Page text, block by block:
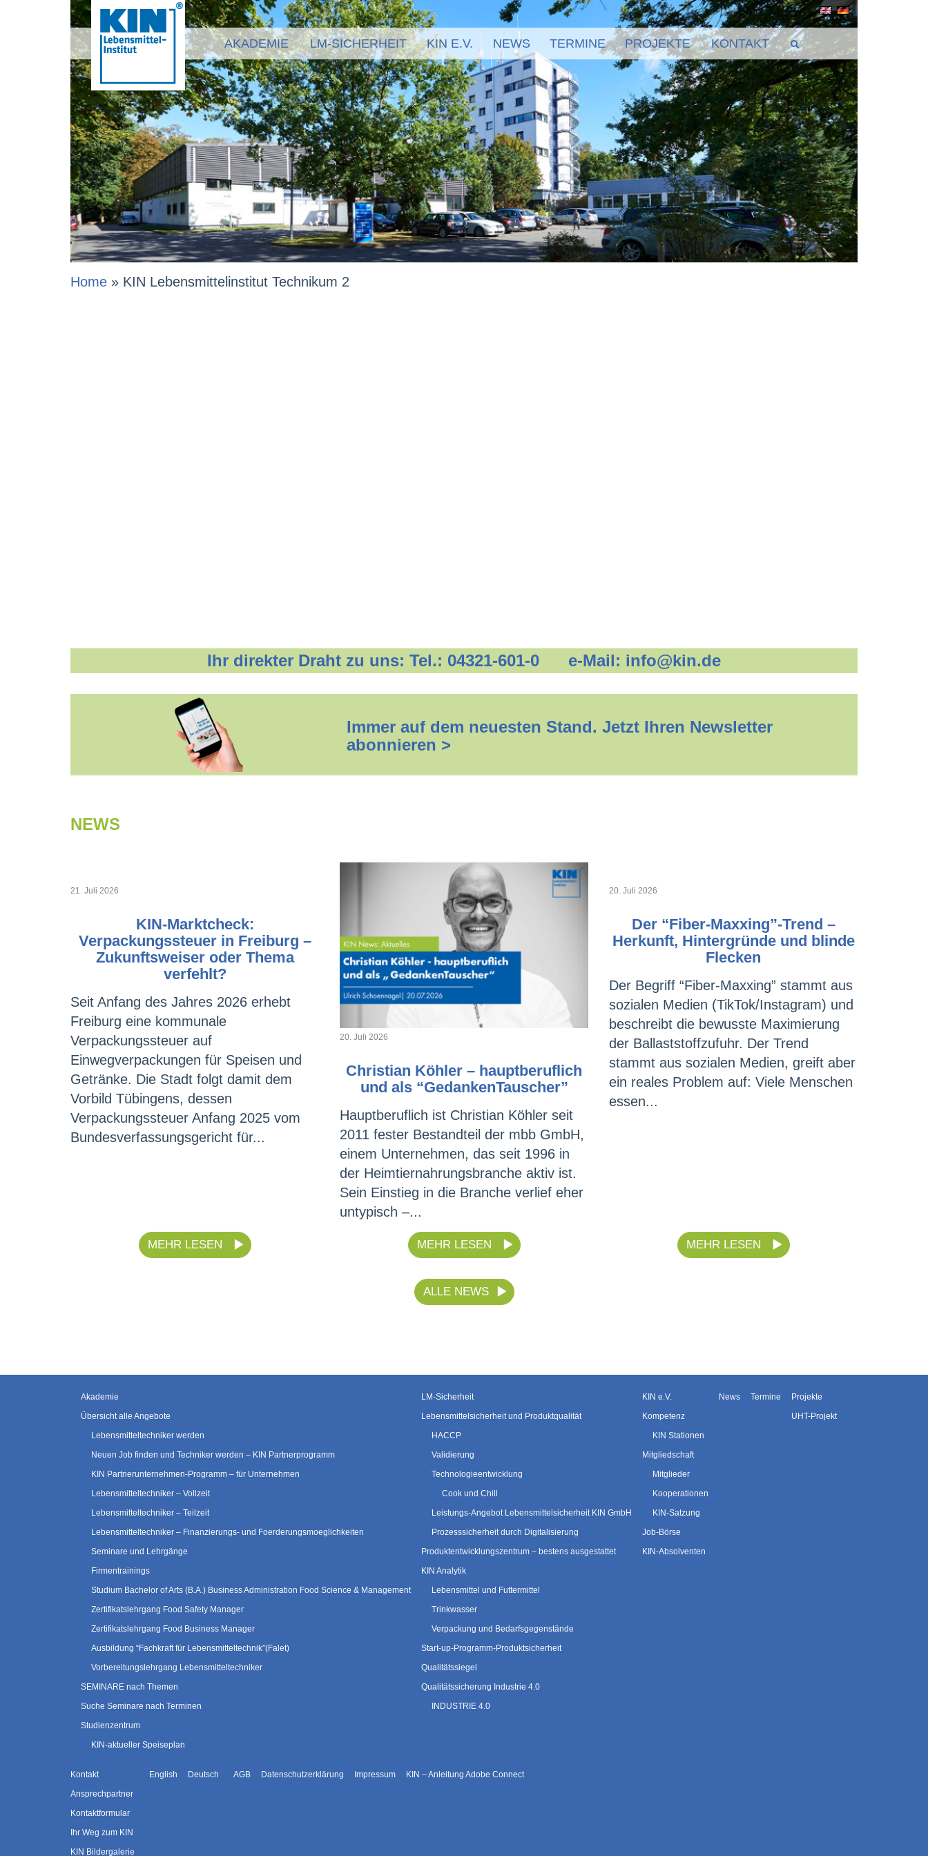
AKADEMIE LM-SICHERHEIT KIN E.V. NEWS TERMINE PROJEKTE KONTAKT
Home » KIN Lebensmittelinstitut Technikum 2
Ihr direkter Draht zu uns: Tel.: 04321-601-0 e-Mail: info@kin.de
Immer auf dem neuesten Stand. Jetzt Ihren Newsletter
abonnieren >
NEWS
21. Juli 2026
KIN-Marktcheck:
Verpackungssteuer in Freiburg –
Zukunftsweiser oder Thema
verfehlt?
Seit Anfang des Jahres 2026 erhebt
Freiburg eine kommunale
Verpackungssteuer auf
Einwegverpackungen für Speisen und
Getränke. Die Stadt folgt damit dem
Vorbild Tübingens, dessen
Verpackungssteuer Anfang 2025 vom
Bundesverfassungsgericht für...
MEHR LESEN
20. Juli 2026
Christian Köhler – hauptberuflich
und als “GedankenTauscher”
Hauptberuflich ist Christian Köhler seit
2011 fester Bestandteil der mbb GmbH,
einem Unternehmen, das seit 1996 in
der Heimtiernahrungsbranche aktiv ist.
Sein Einstieg in die Branche verlief eher
untypisch –...
MEHR LESEN
20. Juli 2026
Der “Fiber-Maxxing”-Trend –
Herkunft, Hintergründe und blinde
Flecken
Der Begriff “Fiber-Maxxing” stammt aus
sozialen Medien (TikTok/Instagram) und
beschreibt die bewusste Maximierung
der Ballaststoffzufuhr. Der Trend
stammt aus sozialen Medien, greift aber
ein reales Problem auf: Viele Menschen
essen...
MEHR LESEN
ALLE NEWS
Akademie
Übersicht alle Angebote
Lebensmitteltechniker werden
Neuen Job finden und Techniker werden – KIN Partnerprogramm
KIN Partnerunternehmen-Programm – für Unternehmen
Lebensmitteltechniker – Vollzeit
Lebensmitteltechniker – Teilzeit
Lebensmitteltechniker – Finanzierungs- und Foerderungsmoeglichkeiten
Seminare und Lehrgänge
Firmentrainings
Studium Bachelor of Arts (B.A.) Business Administration Food Science & Management
Zertifikatslehrgang Food Safety Manager
Zertifikatslehrgang Food Business Manager
Ausbildung “Fachkraft für Lebensmitteltechnik”(Falet)
Vorbereitungslehrgang Lebensmitteltechniker
SEMINARE nach Themen
Suche Seminare nach Terminen
Studienzentrum
KIN-aktueller Speiseplan
LM-Sicherheit
Lebensmittelsicherheit und Produktqualität
HACCP
Validierung
Technologieentwicklung
Cook und Chill
Leistungs-Angebot Lebensmittelsicherheit KIN GmbH
Prozesssicherheit durch Digitalisierung
Produktentwicklungszentrum – bestens ausgestattet
KIN Analytik
Lebensmittel und Futtermittel
Trinkwasser
Verpackung und Bedarfsgegenstände
Start-up-Programm-Produktsicherheit
Qualitätssiegel
Qualitätssicherung Industrie 4.0
INDUSTRIE 4.0
KIN e.V.
Kompetenz
KIN Stationen
Mitgliedschaft
Mitglieder
Kooperationen
KIN-Satzung
Job-Börse
KIN-Absolventen
News Termine
Projekte
UHT-Projekt
Kontakt
Ansprechpartner
Kontaktformular
Ihr Weg zum KIN
KIN Bildergalerie
English Deutsch AGB Datenschutzerklärung Impressum KIN – Anleitung Adobe Connect